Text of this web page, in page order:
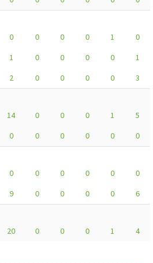
0 0 0 0 1
0
1 0 0 0 0
1
2 0 0 0 0
3
14 0 0 0 1
5
0 0 0 0 0
0
0 0 0 0 0
0
9 0 0 0 0
6
20 0 0 0 1 4